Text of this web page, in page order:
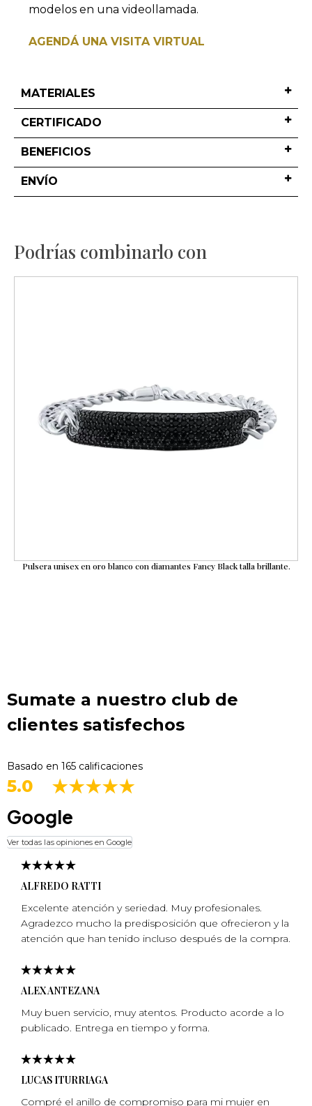
modelos en una videollamada.
AGENDÁ UNA VISITA VIRTUAL
MATERIALES
CERTIFICADO
BENEFICIOS
ENVÍO
Podrías combinarlo con
Pulsera unisex en oro blanco con diamantes Fancy Black talla brillante.
Sumate a nuestro club de
clientes satisfechos
Basado en 165 calificaciones
5.0
Google
Ver todas las opiniones en Google
ALFREDO RATTI
Excelente atención y seriedad. Muy profesionales.
Agradezco mucho la predisposición que ofrecieron y la
atención que han tenido incluso después de la compra.
ALEX ANTEZANA
Muy buen servicio, muy atentos. Producto acorde a lo
publicado. Entrega en tiempo y forma.
LUCAS ITURRIAGA
Compré el anillo de compromiso para mi mujer en